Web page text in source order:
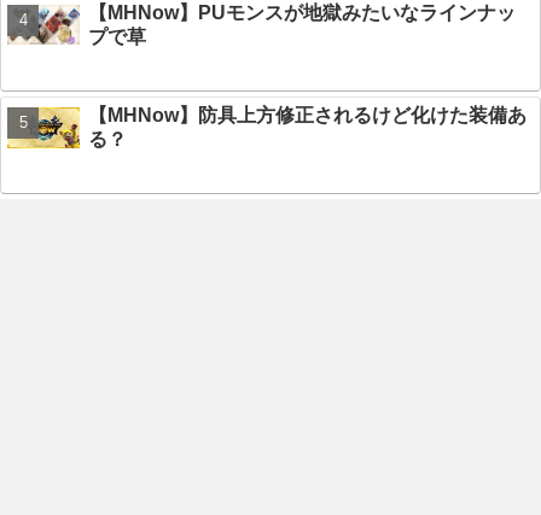
【MHNow】PUモンスが地獄みたいなラインナッ
プで草
【MHNow】防具上方修正されるけど化けた装備あ
る？